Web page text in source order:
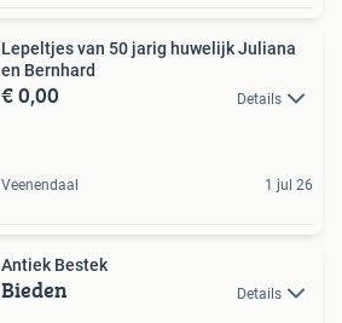
Lepeltjes van 50 jarig huwelijk Juliana
en Bernhard
€ 0,00 Details
Veenendaal 1 jul 26
Antiek Bestek
Bieden Details